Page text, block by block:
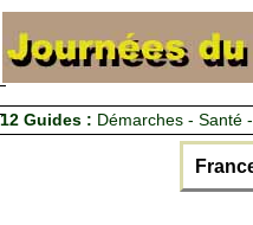
12 Guides : Démarches - Santé